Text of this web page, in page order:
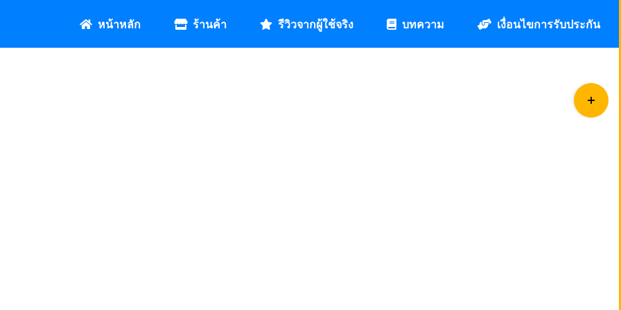
หน้าหลัก ร้านค้า รีวิวจากผู้ใช้จริง บทความ เงื่อนไขการรับประกัน
Toggle
Sliding
Bar